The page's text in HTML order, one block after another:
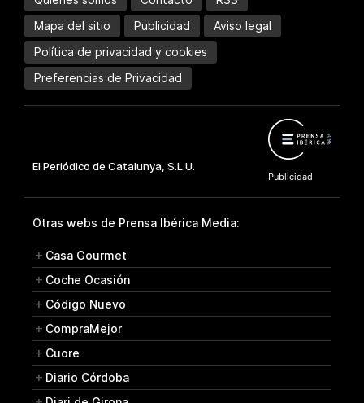
Mapa del sitio
Publicidad
Aviso legal
Política de privacidad y cookies
Preferencias de Privacidad
Otras webs de Prensa Ibérica Media:
Casa Gourmet
Coche Ocasión
Código Nuevo
CompraMejor
Cuore
Diario Córdoba